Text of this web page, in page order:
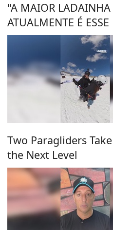
"A MAIOR LADAINHA
ATUALMENTE É
Two Paragliders
the Next Level